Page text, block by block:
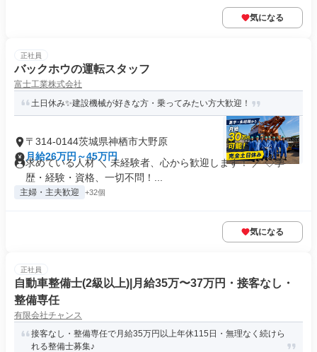
気になる
正社員
バックホウの運転スタッフ
富士工業株式会社
土日休み✨建設機械が好きな方・乗ってみたい方大歓迎！
〒314-0144茨城県神栖市大野原
月給26万円～45万円
求めている人材 ＼ 未経験者、心から歓迎します！ ／ ◇学
歴・経験・資格、一切不問！...
主婦・主夫歓迎 +32個
気になる
正社員
自動車整備士(2級以上)|月給35万〜37万円・接客なし・
整備専任
有限会社チャンス
接客なし・整備専任で月給35万円以上年休115日・無理なく続けら
れる整備士募集♪